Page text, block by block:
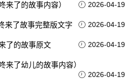
来了的故事内容） 2026-04-19
来了故事完整版文字 2026-04-19
了的故事原文 2026-04-19
来了幼儿的故事内容）
2026-04-19